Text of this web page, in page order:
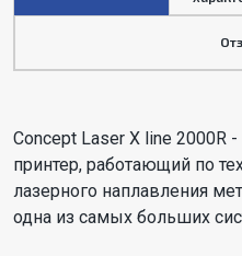
Concept Laser X line 2000R
принтер, работающий по
лазерного наплавления
одна из самых больших